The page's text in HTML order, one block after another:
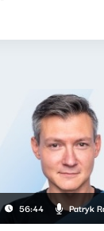
56:44 Patryk